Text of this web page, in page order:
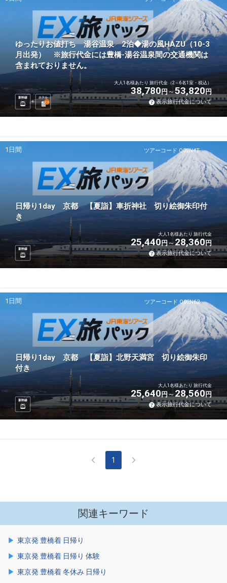
ゆったりお値打ち 湯谷温泉 2泊◆湯の風HAZU（10-3
月出発） ※旅行代金には豊橋-湯谷温泉間の交通機関は
含まれておりません。
新幹線
ホテル
2泊
大人1名様あたり 旅行代金（2～6名1室・税込）
38,780円 53,820円
表示旅行代金について
ツアーコード Q02N4T
1日間
日帰り1day 京都 【夏詣】車折神社 切り絵御朱印付
き
新幹線
大人1名様あたり 旅行代金
25,440円 28,360円
表示旅行代金について
ツアーコード Q02N62
1日間
日帰り1day 京都 【夏詣】北野天満宮 切り絵御朱印
付き
新幹線
大人1名様あたり 旅行代金
25,640円 28,560円
表示旅行代金について
1
関連キーワード
東京発 豊橋着 日帰り
東京発 豊橋着 日帰り 体験
東京発 豊橋着 冬休み 日帰り